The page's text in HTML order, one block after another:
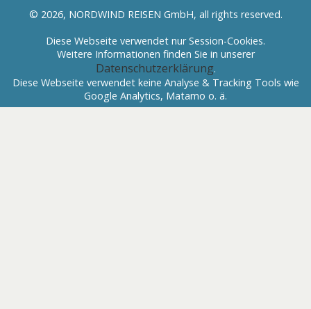
© 2026, NORDWIND REISEN GmbH, all rights reserved.
Diese Webseite verwendet nur Session-Cookies.
Weitere Informationen finden Sie in unserer
Datenschutzerklärung.
Diese Webseite verwendet keine Analyse & Tracking Tools wie
Google Analytics, Matamo o. ä.